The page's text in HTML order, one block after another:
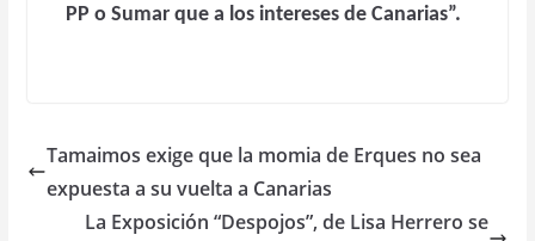
PP o Sumar que a los intereses de Canarias”.
Tamaimos exige que la momia de Erques no sea
expuesta a su vuelta a Canarias
La Exposición “Despojos”, de Lisa Herrero se